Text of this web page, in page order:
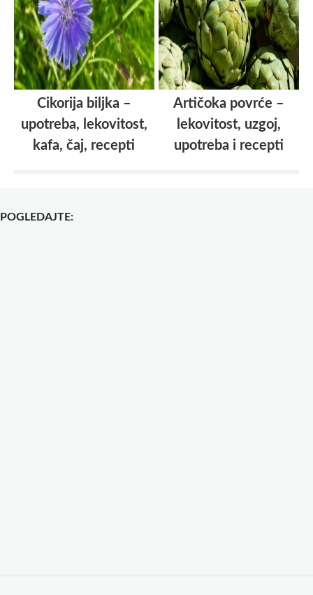
Cikorija biljka –
upotreba, lekovitost,
kafa, čaj, recepti
Artičoka povrće –
lekovitost, uzgoj,
upotreba i recepti
POGLEDAJTE: